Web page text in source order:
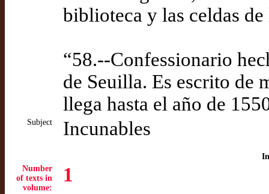
biblioteca y las celdas
“58.--Confessionario
de Seuilla. Es escrito de
llega hasta el año de
Subject Incunables
Number
of texts in
volume:
1